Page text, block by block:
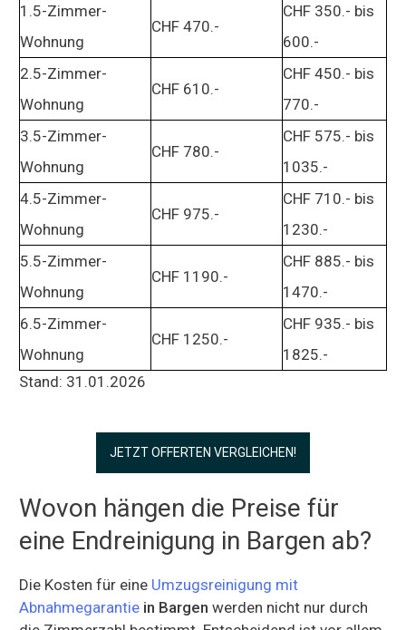
1.5-Zimmer-
Wohnung
CHF 470.-
CHF 350.- bis
600.-
2.5-Zimmer-
Wohnung
CHF 610.-
CHF 450.- bis
770.-
3.5-Zimmer-
Wohnung
CHF 780.-
CHF 575.- bis
1035.-
4.5-Zimmer-
Wohnung
CHF 975.-
CHF 710.- bis
1230.-
5.5-Zimmer-
Wohnung
CHF 1190.-
CHF 885.- bis
1470.-
6.5-Zimmer-
Wohnung
CHF 1250.-
CHF 935.- bis
1825.-
Stand: 31.01.2026
JETZT OFFERTEN VERGLEICHEN!
Wovon hängen die Preise für
eine Endreinigung in Bargen ab?
Die Kosten für eine Umzugsreinigung mit
Abnahmegarantie in Bargen werden nicht nur durch